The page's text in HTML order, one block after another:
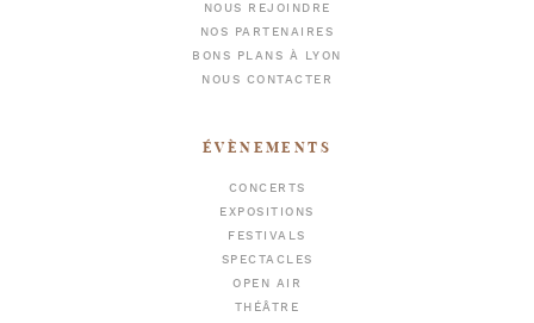
NOUS REJOINDRE
NOS PARTENAIRES
BONS PLANS À LYON
NOUS CONTACTER
ÉVÈNEMENTS
CONCERTS
EXPOSITIONS
FESTIVALS
SPECTACLES
OPEN AIR
THÉÂTRE